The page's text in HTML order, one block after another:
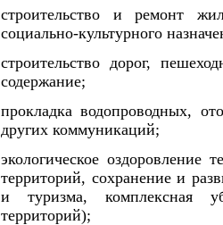
строительство и ремонт
социально-культурного
строительство дорог,
содержание;
прокладка водопроводных,
других коммуникаций;
экологическое оздоровление
территорий, сохранение и
и туризма, комплексная
территорий);